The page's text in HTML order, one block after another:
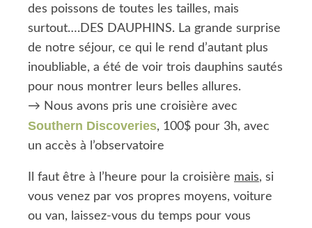
des poissons de toutes les tailles, mais
surtout….DES DAUPHINS. La grande surprise
de notre séjour, ce qui le rend d’autant plus
inoubliable, a été de voir trois dauphins sautés
pour nous montrer leurs belles allures.
→ Nous avons pris une croisière avec
Southern Discoveries, 100$ pour 3h, avec
un accès à l’observatoire
Il faut être à l’heure pour la croisière mais, si
vous venez par vos propres moyens, voiture
ou van, laissez-vous du temps pour vous